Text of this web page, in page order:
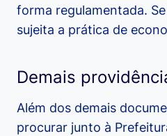
forma regulamentada.
sujeita a prática de
Demais
Além dos demais
procurar junto à